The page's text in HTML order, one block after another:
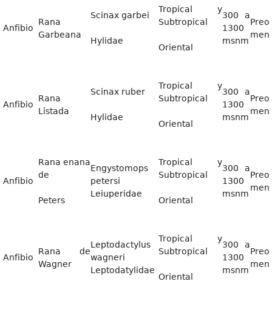
Anfibio
Rana
Garbeana
Scinax garbei
Hylidae
Tropical y
Subtropical
Oriental
300 a
1300
msnm
Anfibio
Rana
Listada
Scinax ruber
Hylidae
Tropical y
Subtropical
Oriental
300 a
1300
msnm
Anfibio
Rana enana
de
Peters
Engystomops
petersi
Leiuperidae
Tropical y
Subtropical
Oriental
300 a
1300
msnm
Anfibio
Rana de
Wagner
Leptodactylus
wagneri
Leptodatylidae
Tropical y
Subtropical
Oriental
300 a
1300
msnm